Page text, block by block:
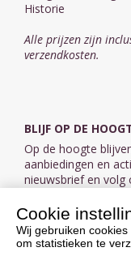
Historie
Alle prijzen zijn
verzendkosten.
BLIJF OP DE
Op de hoogte
aanbiedingen en
nieuwsbrief en volg
Cookie
Wij gebruiken
om statistieken te